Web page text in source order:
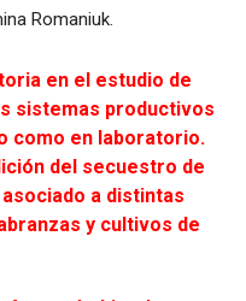
Romaniuk.
en el estudio de
sistemas productivos
como en laboratorio.
del secuestro de
a distintas
y cultivos de